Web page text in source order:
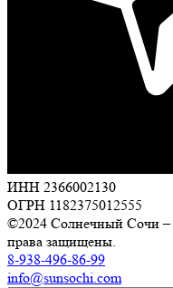
ИНН 2366002130
ОГРН 1182375012555
©2024 Солнечный Сочи –
права защищены.
8-938-496-86-99
info@sunsochi.com